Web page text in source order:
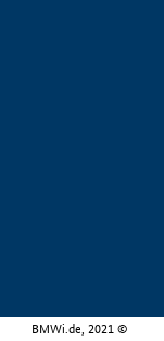
BMWi.de, 2021 ©